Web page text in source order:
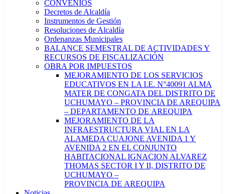
CONVENIOS
Decretos de Alcaldía
Instrumentos de Gestión
Resoluciones de Alcaldía
Ordenanzas Municipales
BALANCE SEMESTRAL DE ACTIVIDADES Y
RECURSOS DE FISCALIZACIÓN
OBRA POR IMPUESTOS
MEJORAMIENTO DE LOS SERVICIOS
EDUCATIVOS EN LA I.E. N°40091 ALMA
MATER DE CONGATA DEL DISTRITO DE
UCHUMAYO – PROVINCIA DE AREQUIPA
– DEPARTAMENTO DE AREQUIPA
MEJORAMIENTO DE LA
INFRAESTRUCTURA VIAL EN LA
ALAMEDA CUAJONE AVENIDA 1 Y
AVENIDA 2 EN EL CONJUNTO
HABITACIONAL IGNACION ALVAREZ
THOMAS SECTOR I Y II, DISTRITO DE
UCHUMAYO –
PROVINCIA DE AREQUIPA